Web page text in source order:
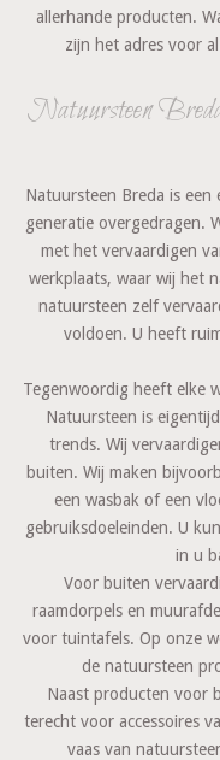
allerhande producten.
zijn het adres voor
Natuursteen
Natuursteen Breda is
generatie overgedragen.
met het vervaardigen
werkplaats, waar wij het
natuursteen zelf
voldoen. U heeft
Tegenwoordig heeft elke
Natuursteen is
trends. Wij
buiten. Wij maken
een wasbak of een
gebruiksdoeleinden. U
in u
Voor buiten
raamdorpels en
voor tuintafels. Op onze
de natuursteen
​Naast producten voor
terecht voor accessoires
vaas van